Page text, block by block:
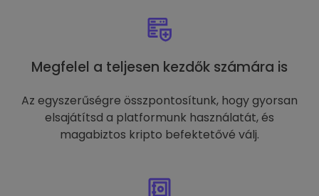
Megfelel a teljesen kezdők számára is
Az egyszerűségre összpontosítunk, hogy gyorsan
elsajátítsd a platformunk használatát, és
magabiztos kripto befektetővé válj.